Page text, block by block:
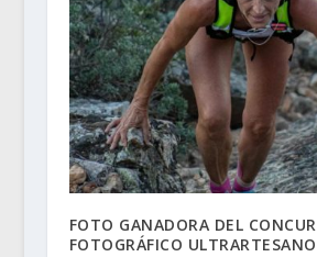
FOTO GANADORA DEL
FOTOGRÁFICO